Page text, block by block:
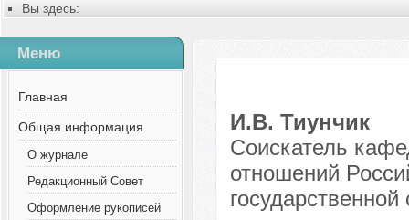
Вы здесь:
Содержание выпусков
№ 4 (49), 2019
Русский
Выпуск 1, 2011
Статья 1-16
Меню
Главная
Общая информация
О журнале
Редакционный Совет
Оформление рукописей
И.В. Тиунчик
Соискатель
отношений